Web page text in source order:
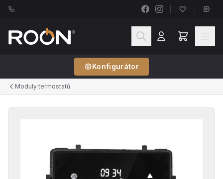
Konfigurátor
Moduly termostatů